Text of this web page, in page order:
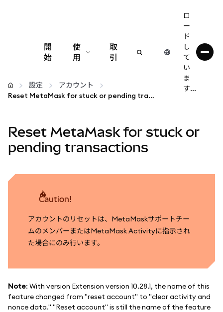
開
始
使
用
設定
web3の詳細
取
引
ロ
ー
ド
し
て
い
ま
す...
設定
アカウント
Reset MetaMask for stuck or pending transactions
Reset MetaMask for stuck or
pending transactions
Caution!
アカウントのリセットは、MetaMaskサポートチー
ムのメンバーまたはMetaMask Activityに指示され
た場合にのみ行います。
Note: With version Extension version 10.28.1, the name of this
feature changed from "reset account" to "clear activity and
nonce data." "Reset account" is still the name of the feature